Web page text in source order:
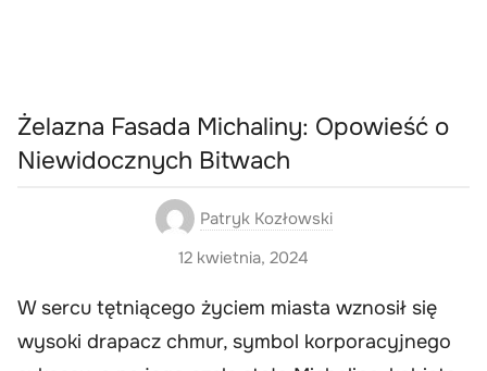
Żelazna Fasada Michaliny: Opowieść o
Niewidocznych Bitwach
Patryk Kozłowski
12 kwietnia, 2024
W sercu tętniącego życiem miasta wznosił się
wysoki drapacz chmur, symbol korporacyjnego